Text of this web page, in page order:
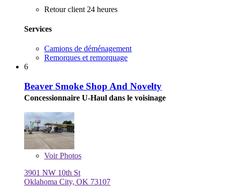
Retour client 24 heures
Services
Camions de déménagement
Remorques et remorquage
6
Beaver Smoke Shop And Novelty
Concessionnaire U-Haul dans le voisinage
VoirPhotos
3901 NW 10th St
Oklahoma City, OK 73107